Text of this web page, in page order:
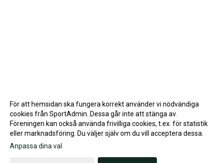
Gå till Webbversion
För att hemsidan ska fungera korrekt använder vi nödvändiga
cookies från SportAdmin. Dessa går inte att stänga av.
Föreningen kan också använda frivilliga cookies, t.ex. för statistik
eller marknadsföring. Du väljer själv om du vill acceptera dessa.
Anpassa dina val